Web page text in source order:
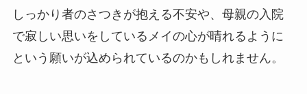
しっかり者のさつきが抱える不安や、母親の入院
で寂しい思いをしているメイの心が晴れるように
という願いが込められているのかもしれません。